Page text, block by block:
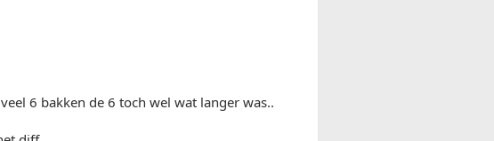
6 bakken de 6 toch wel wat langer was..